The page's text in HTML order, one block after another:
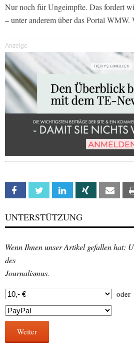
Nur noch für Ungeimpfte. Das fordert
– unter anderem über das Portal
Anzeige
Facebook Twitter Linkedin Xing Email
UNTERSTÜTZUNG
Wenn Ihnen unser Artikel gefallen hat:
des
Journalismus.
oder
Weiter